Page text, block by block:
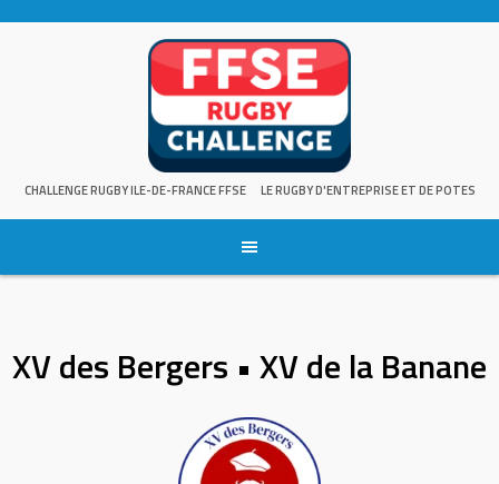
CHALLENGE RUGBY ILE-DE-FRANCE FFSE LE RUGBY D'ENTREPRISE ET DE POTES
XV des Bergers • XV de la Banane